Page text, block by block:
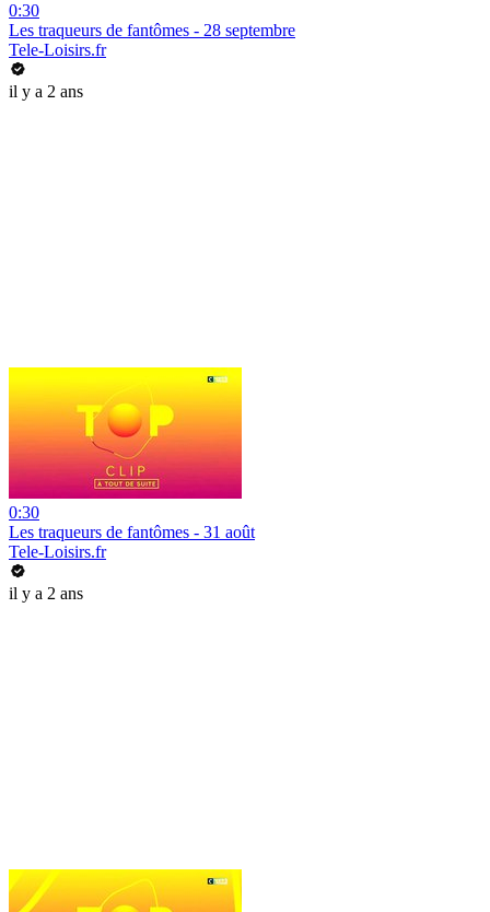
0:30
Les traqueurs de fantômes - 28 septembre
Tele-Loisirs.fr
il y a 2 ans
0:30
Les traqueurs de fantômes - 31 août
Tele-Loisirs.fr
il y a 2 ans